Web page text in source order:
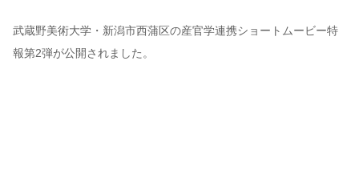
武蔵野美術大学・新潟市西蒲区の産官学連携ショートムービー特
報第2弾が公開されました。